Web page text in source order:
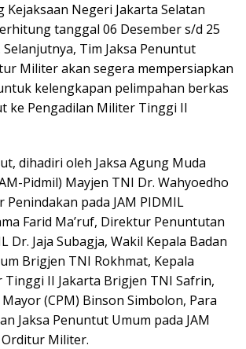
Kejaksaan Negeri Jakarta Selatan
tanggal 06 Desember s/d 25
Selanjutnya, Tim Jaksa Penuntut
Militer akan segera mempersiapkan
kelengkapan pelimpahan berkas
ke Pengadilan Militer Tinggi II
dihadiri oleh Jaksa Agung Muda
Pidmil) Mayjen TNI Dr. Wahyoedho
pada JAM PIDMIL
Farid Ma’ruf, Direktur Penuntutan
Dr. Jaja Subagja, Wakil Kepala Badan
Brigjen TNI Rokhmat, Kepala
II Jakarta Brigjen TNI Safrin,
(CPM) Binson Simbolon, Para
Jaksa Penuntut Umum pada JAM
Militer.